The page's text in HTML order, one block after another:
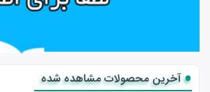
آخرین محصولات مشاهده شده